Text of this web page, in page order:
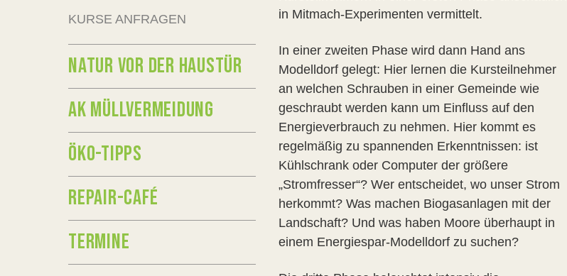
in Mitmach-Experimenten vermittelt.
In einer zweiten Phase wird dann Hand ans
Modelldorf gelegt: Hier lernen die Kursteilnehmer
an welchen Schrauben in einer Gemeinde wie
geschraubt werden kann um Einfluss auf den
Energieverbrauch zu nehmen. Hier kommt es
regelmäßig zu spannenden Erkenntnissen: ist
Kühlschrank oder Computer der größere
„Stromfresser“? Wer entscheidet, wo unser Strom
herkommt? Was machen Biogasanlagen mit der
Landschaft? Und was haben Moore überhaupt in
einem Energiespar-Modelldorf zu suchen?
KURSE ANFRAGEN
NATUR VOR DER HAUSTÜR
AK MÜLLVERMEIDUNG
ÖKO-TIPPS
REPAIR-CAFÉ
TERMINE